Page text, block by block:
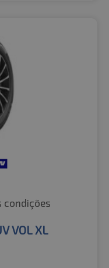
condições
VOL XL